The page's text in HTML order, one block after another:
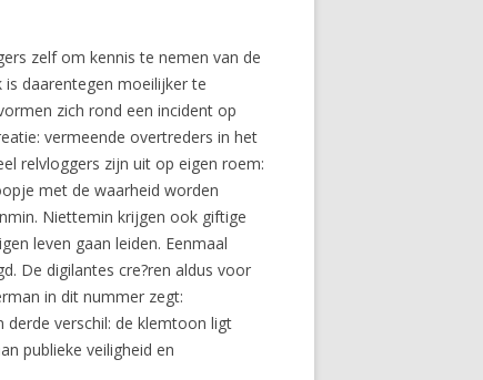
zelf om kennis te nemen van de
daarentegen moeilijker te
zich rond een incident op
vermeende overtreders in het
relvloggers zijn uit op eigen roem:
met de waarheid worden
Niettemin krijgen ook giftige
leven gaan leiden. Eenmaal
De digilantes cre?ren aldus voor
in dit nummer zegt:
derde verschil: de klemtoon ligt
publieke veiligheid en